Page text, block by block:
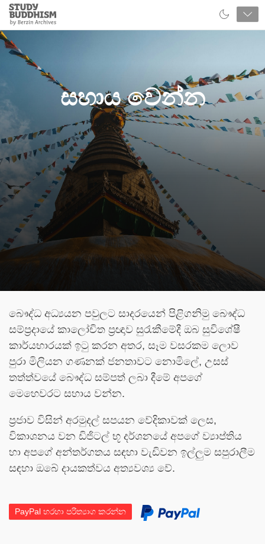
Close
Study
Buddhism
සහාය වෙන්න
බෞද්ධ අධ්‍යයන පවුලට සාදරයෙන් පිළිගනිමු බෞද්ධ
සම්ප්‍රදායේ කාලෝචිත ප්‍රඥාව සුරැකීමේදී ඔබ සුවිශේෂී
කාර්යභාරයක් ඉටු කරන අතර, සෑම වසරකම ලොව
පුරා මිලියන ගණනක් ජනතාවට නොමිලේ, උසස්
තත්ත්වයේ බෞද්ධ සම්පත් ලබා දීමේ අපගේ
මෙහෙවරට සහාය වන්න.
ප්‍රජාව විසින් අරමුදල් සපයන වේදිකාවක් ලෙස,
විකාශනය වන ඩිජිටල් භූ දර්ශනයේ අපගේ ව්‍යාප්තිය
හා අපගේ අන්තර්ගතය සඳහා වැඩිවන ඉල්ලුම සපුරාලීම
සඳහා ඔබේ දායකත්වය අත්‍යවශ්‍ය වේ.
PayPal හරහා පරිත්‍යාග කරන්න